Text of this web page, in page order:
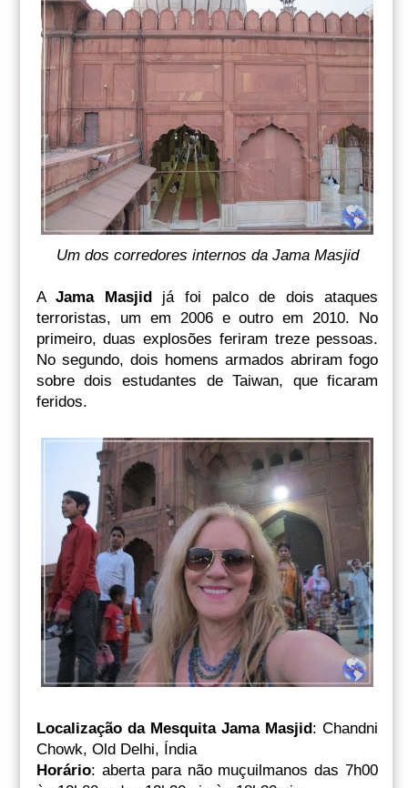
Um dos corredores internos da Jama Masjid
AJama Masjidjá foi palco de dois ataques
terroristas, um em 2006 e outro em 2010. No
primeiro, duas explosões feriram treze pessoas.
No segundo, dois homens armados abriram fogo
sobre dois estudantes de Taiwan, que ficaram
feridos.
Localização da Mesquita Jama Masjid: Chandni
Chowk, Old Delhi, Índia
Horário: aberta para não muçuilmanos das 7h00